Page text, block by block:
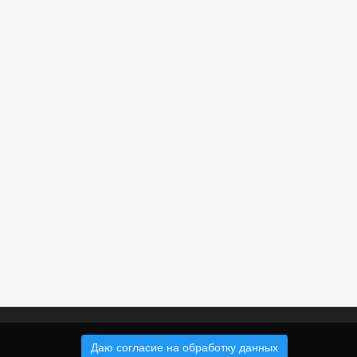
Даю согласие на обработку данных